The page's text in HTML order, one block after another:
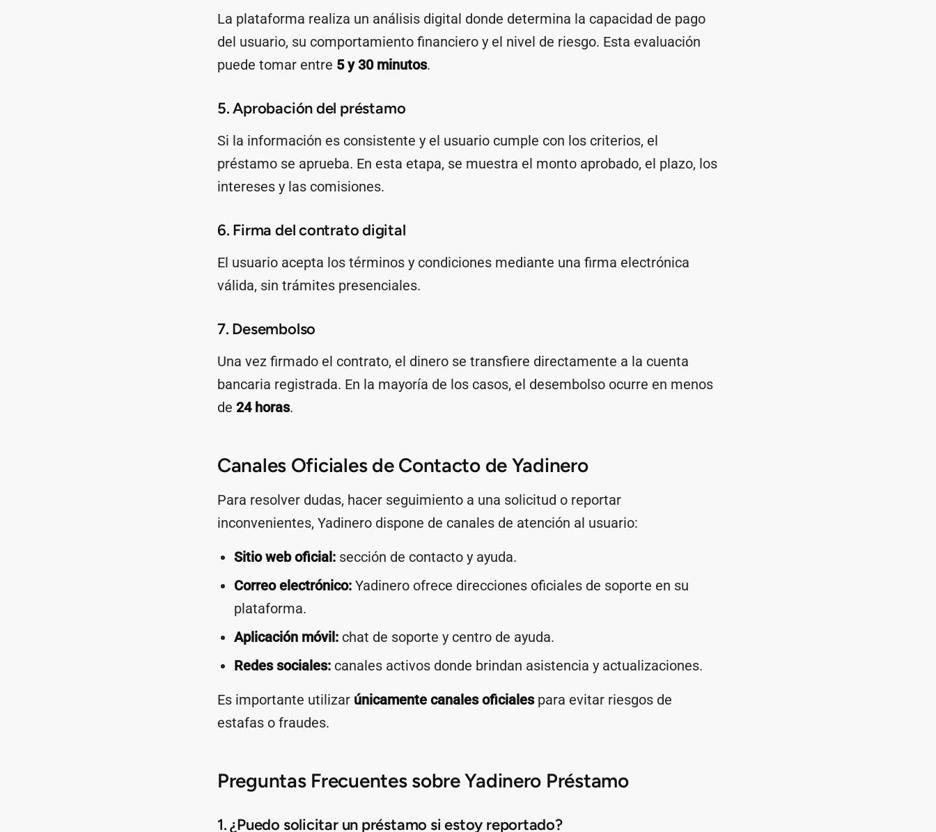
La plataforma realiza un análisis digital donde determina la capacidad de pago
del usuario, su comportamiento financiero y el nivel de riesgo. Esta evaluación
puede tomar entre 5 y 30 minutos.
5. Aprobación del préstamo
Si la información es consistente y el usuario cumple con los criterios, el
préstamo se aprueba. En esta etapa, se muestra el monto aprobado, el plazo, los
intereses y las comisiones.
6. Firma del contrato digital
El usuario acepta los términos y condiciones mediante una firma electrónica
válida, sin trámites presenciales.
7. Desembolso
Una vez firmado el contrato, el dinero se transfiere directamente a la cuenta
bancaria registrada. En la mayoría de los casos, el desembolso ocurre en menos
de 24 horas.
Canales Oficiales de Contacto de Yadinero
Para resolver dudas, hacer seguimiento a una solicitud o reportar
inconvenientes, Yadinero dispone de canales de atención al usuario:
Sitio web oficial: sección de contacto y ayuda.
Correo electrónico: Yadinero ofrece direcciones oficiales de soporte en su
plataforma.
Aplicación móvil: chat de soporte y centro de ayuda.
Redes sociales: canales activos donde brindan asistencia y actualizaciones.
Es importante utilizar únicamente canales oficialespara evitar riesgos de
estafas o fraudes.
Preguntas Frecuentes sobre Yadinero Préstamo
1. ¿Puedo solicitar un préstamo si estoy reportado?